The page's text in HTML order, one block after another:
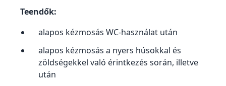
Teendők:
alapos kézmosás WC-használat után
alapos kézmosás a nyers húsokkal és
zöldségekkel való érintkezés során, illetve
után